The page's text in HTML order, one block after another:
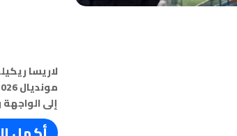
لاريسا
إلى